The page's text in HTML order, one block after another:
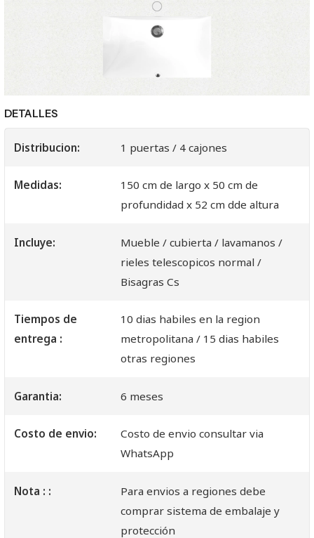
DETALLES
Distribucion: 1 puertas / 4 cajones
Medidas:
150 cm de largo x 50 cm de
profundidad x 52 cm dde altura
Incluye:
Mueble / cubierta / lavamanos /
rieles telescopicos normal /
Bisagras Cs
Tiempos de
entrega :
10 dias habiles en la region
metropolitana / 15 dias habiles
otras regiones
Garantia: 6 meses
Costo de envio:
Costo de envio consultar via
WhatsApp
Nota : :
Para envios a regiones debe
comprar sistema de embalaje y
protección